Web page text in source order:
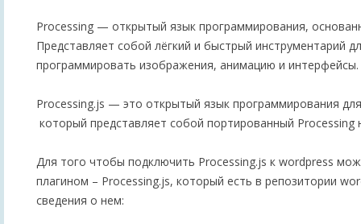
Processing — открытый язык программирования,
Представляет собой лёгкий и быстрый инструментарий
программировать изображения, анимацию и интерфейсы.
Processing.js — это открытый язык программирования
который представляет собой портированный Processing
Для того чтобы подключить Processing.js к wordpress
плагином – Processing.js, который есть в репозитории
сведения о нем: